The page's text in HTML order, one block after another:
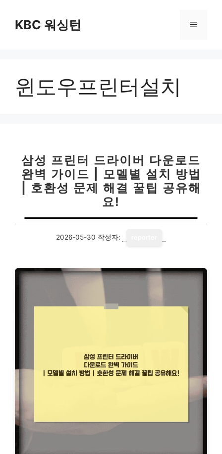
KBC 워싱턴 메
윈도우프린터설치
삼성 프린터 드라이버 다운로드
완벽 가이드 | 모델별 설치 방법
| 호환성 문제 해결 꿀팁 공유해
요!
2026-05-30 작성자: